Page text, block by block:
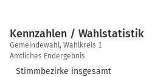
Kennzahlen / Wahlstatistik
Kennzahlen
/
Wahlstatistik
Gemeindewahl, Wahlkreis 1
Amtliches Endergebnis
Stimmbezirke insgesamt